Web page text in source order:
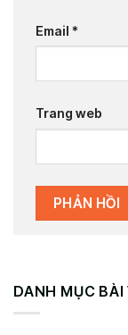
Email *
Trang web
DANH MỤC BÀI